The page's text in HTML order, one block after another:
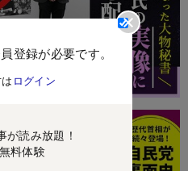
登録が必要です。
ログイン
が読み放題！
料体験